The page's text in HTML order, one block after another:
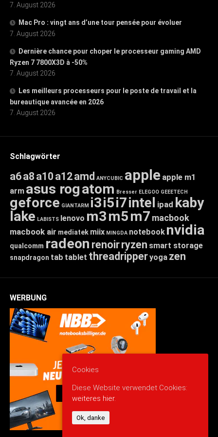
7. August 2026
Mac Pro : vingt ans d’une tour pensée pour évoluer
7. August 2026
Dernière chance pour choper le processeur gaming AMD
Ryzen 7 7800X3D à -50%
7. August 2026
Les meilleurs processeurs pour le poste de travail et la
bureautique avancée en 2026
7. August 2026
Schlagwörter
a6a8 a10 a12amd ANYCUBIC apple apple m1
arm asus rogatom Bresser ELEGOO GEEETECH
geforce GIANTARM i3i5i7intel ipad kaby
lake LABISTS lenovo m3m5m7 macbook
macbook air mediatek miix MINGDA notebook nvidia
qualcomm radeon renoirryzen smart storage
snapdragon tab tablet threadripperyoga zen
WERBUNG
Cookies
Diese Website verwendet Cookies:
weiteres hier.
Ok, danke